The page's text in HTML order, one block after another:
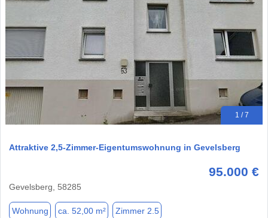
1 / 7
Attraktive 2,5-Zimmer-Eigentumswohnung in Gevelsberg
95.000 €
Gevelsberg, 58285
Wohnung ca. 52,00 m² Zimmer 2.5